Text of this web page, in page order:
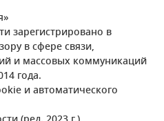
зарегистрировано в
в сфере связи,
и массовых коммуникаций
года.
и автоматического